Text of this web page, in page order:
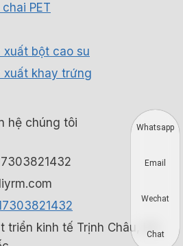
PET
xuất bột cao su
xuất khay trứng
hệ chúng tôi
triển kinh tế Trịnh Châu, Hà
Whatsapp
Email
Wechat
Chat